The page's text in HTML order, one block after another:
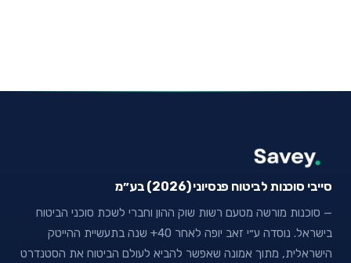
סייבי סוכנות לביטוח פנסיוני (2026) בע״מ
— סוכנות מורשה מטעם רשות שוק ההון וחברי לשכת סוכני הביטוח
בישראל. נוסדה ע״י זאב יופה לאחר 40+ שנה בתעשיית ההייטק
הישראלית, מתוך אמונה שאפשר להביא לעולם הביטוח את הסטנדרט